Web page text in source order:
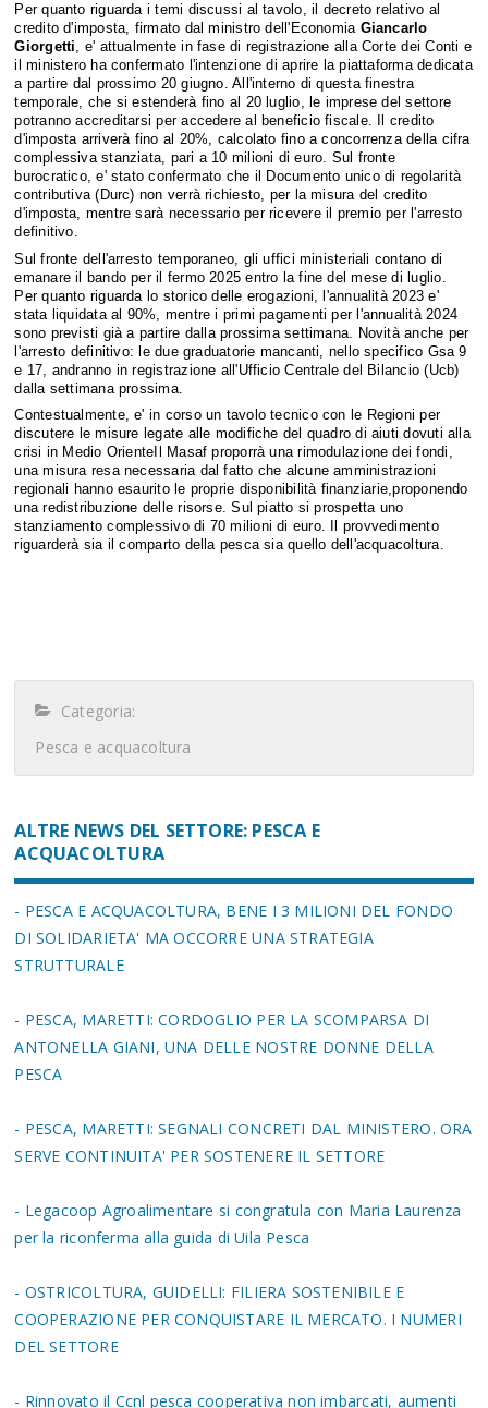
Per quanto riguarda i temi discussi al tavolo, il decreto relativo al
credito d'imposta, firmato dal ministro dell'Economia Giancarlo
Giorgetti, e' attualmente in fase di registrazione alla Corte dei Conti e
il ministero ha confermato l'intenzione di aprire la piattaforma dedicata
a partire dal prossimo 20 giugno. All'interno di questa finestra
temporale, che si estenderà fino al 20 luglio, le imprese del settore
potranno accreditarsi per accedere al beneficio fiscale. Il credito
d'imposta arriverà fino al 20%, calcolato fino a concorrenza della cifra
complessiva stanziata, pari a 10 milioni di euro. Sul fronte
burocratico, e' stato confermato che il Documento unico di regolarità
contributiva (Durc) non verrà richiesto, per la misura del credito
d'imposta, mentre sarà necessario per ricevere il premio per l'arresto
definitivo.
Sul fronte dell'arresto temporaneo, gli uffici ministeriali contano di
emanare il bando per il fermo 2025 entro la fine del mese di luglio.
Per quanto riguarda lo storico delle erogazioni, l'annualità 2023 e'
stata liquidata al 90%, mentre i primi pagamenti per l'annualità 2024
sono previsti già a partire dalla prossima settimana. Novità anche per
l'arresto definitivo: le due graduatorie mancanti, nello specifico Gsa 9
e 17, andranno in registrazione all'Ufficio Centrale del Bilancio (Ucb)
dalla settimana prossima.
Contestualmente, e' in corso un tavolo tecnico con le Regioni per
discutere le misure legate alle modifiche del quadro di aiuti dovuti alla
crisi in Medio OrienteIl Masaf proporrà una rimodulazione dei fondi,
una misura resa necessaria dal fatto che alcune amministrazioni
regionali hanno esaurito le proprie disponibilità finanziarie,proponendo
una redistribuzione delle risorse. Sul piatto si prospetta uno
stanziamento complessivo di 70 milioni di euro. Il provvedimento
riguarderà sia il comparto della pesca sia quello dell'acquacoltura.
Categoria:
Pesca e acquacoltura
ALTRE NEWS DEL SETTORE: PESCA E
ACQUACOLTURA
- PESCA E ACQUACOLTURA, BENE I 3 MILIONI DEL FONDO
DI SOLIDARIETA' MA OCCORRE UNA STRATEGIA
STRUTTURALE
- PESCA, MARETTI: CORDOGLIO PER LA SCOMPARSA DI
ANTONELLA GIANI, UNA DELLE NOSTRE DONNE DELLA
PESCA
- PESCA, MARETTI: SEGNALI CONCRETI DAL MINISTERO. ORA
SERVE CONTINUITA' PER SOSTENERE IL SETTORE
- Legacoop Agroalimentare si congratula con Maria Laurenza
per la riconferma alla guida di Uila Pesca
- OSTRICOLTURA, GUIDELLI: FILIERA SOSTENIBILE E
COOPERAZIONE PER CONQUISTARE IL MERCATO. I NUMERI
DEL SETTORE
- Rinnovato il Ccnl pesca cooperativa non imbarcati, aumenti